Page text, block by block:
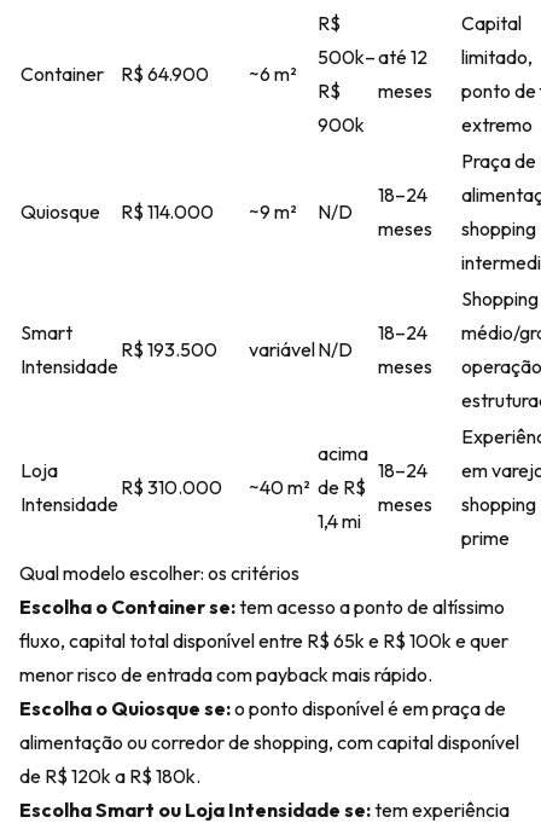
Container R$ 64.900 ~6 m²
R$
500k–
R$
900k
até 12
meses
Capital
limitado,
ponto de
extremo
Quiosque R$ 114.000 ~9 m² N/D
18–24
meses
Praça de
shopping
Smart
Intensidade
R$ 193.500 variávelN/D
18–24
meses
Shopping
médio/
operação
Loja
Intensidade
R$ 310.000 ~40 m²
acima
de R$
1,4 mi
18–24
meses
em
shopping
prime
Qual modelo escolher: os critérios
Escolha o Container se:tem acesso a ponto de altíssimo
fluxo, capital total disponível entre R$ 65k e R$ 100k e quer
menor risco de entrada com payback mais rápido.
Escolha o Quiosque se:o ponto disponível é em praça de
alimentação ou corredor de shopping, com capital disponível
de R$ 120k a R$ 180k.
Escolha Smart ou Loja Intensidade se:tem experiência